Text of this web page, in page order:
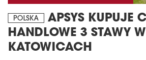
POLSKA
APSYS KUPUJE
HANDLOWE 3 STAWY W
KATOWICACH